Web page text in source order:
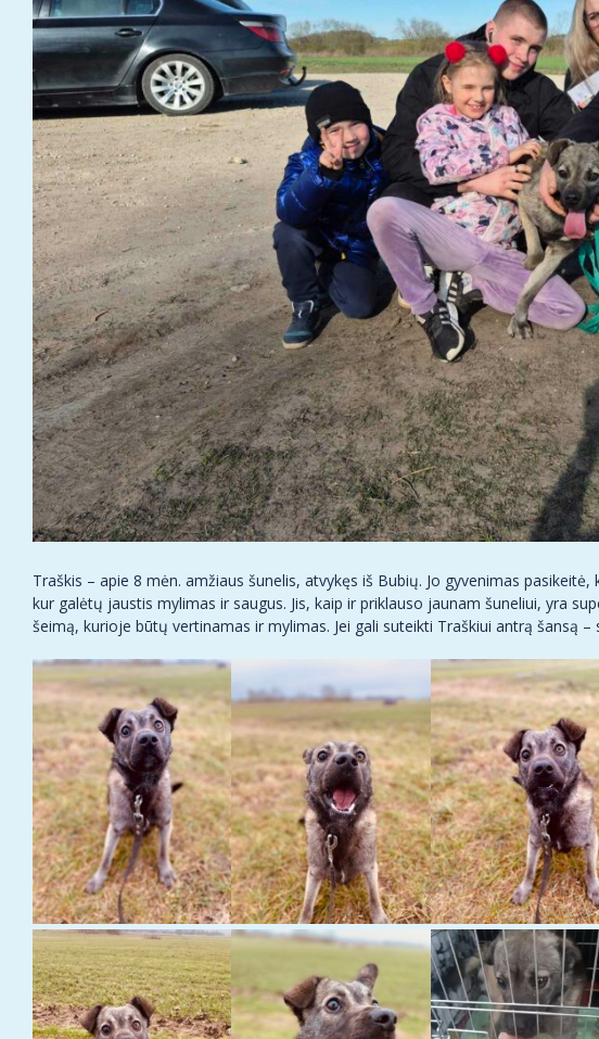
Traškis – apie 8 mėn. amžiaus šunelis, atvykęs iš Bubių. Jo gyvenimas
kur galėtų jaustis mylimas ir saugus. Jis, kaip ir priklauso jaunam šuneliui, yra
šeimą, kurioje būtų vertinamas ir mylimas. Jei gali suteikti Traškiui antrą šansą –